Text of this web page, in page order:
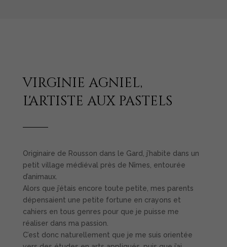
virginie agniel,
l'artiste aux pastels
Originaire de Rousson dans le Gard, j’habite dans un
petit village médiéval près de Nîmes, entourée
d’animaux.
Alors que j’étais encore toute petite, mes parents
dépensaient une petite fortune en crayons et
cahiers en tous genres pour que je puisse me
réaliser dans ma passion.
C’est donc naturellement que je me suis orientée